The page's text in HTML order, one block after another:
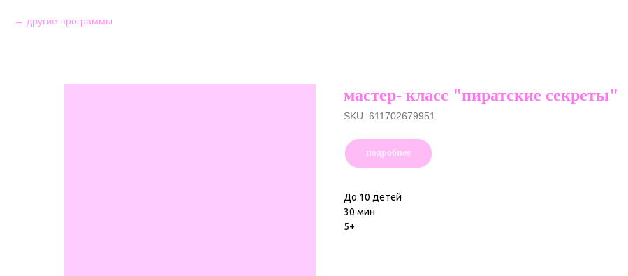
другие программы
мастер- класс "пиратские секреты"
SKU: 611702679951
подробнее
До 10 детей
30 мин
5+